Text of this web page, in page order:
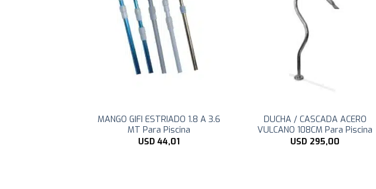
MANGO GIFI ESTRIADO 1.8 A 3.6
MT Para Piscina
USD 44,01
DUCHA / CASCADA ACERO
VULCANO 108CM Para Piscina
USD 295,00